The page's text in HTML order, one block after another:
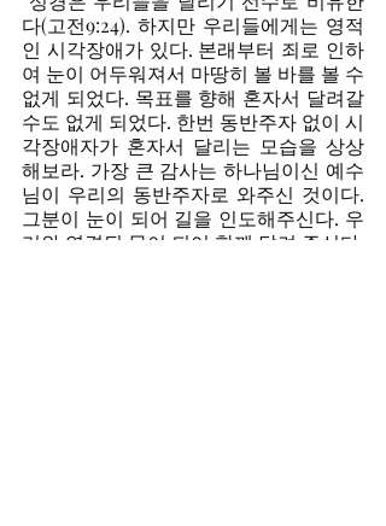
다(고전9:24). 하지만 우리들에게는 영적
인 시각장애가 있다. 본래부터 죄로 인하
여 눈이 어두워져서 마땅히 볼 바를 볼 수
없게 되었다. 목표를 향해 혼자서 달려갈
수도 없게 되었다. 한번 동반주자 없이 시
각장애자가 혼자서 달리는 모습을 상상
해보라. 가장 큰 감사는 하나님이신 예수
님이 우리의 동반주자로 와주신 것이다.
그분이 눈이 되어 길을 인도해주신다. 우
리와 연결된 몸이 되어 함께 달려 주신다.